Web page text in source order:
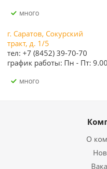
Много
г. Саратов, Сокурский
тракт, д. 1/5
тел: +7 (8452) 39-70-70
график работы: Пн - Пт:
Много
О